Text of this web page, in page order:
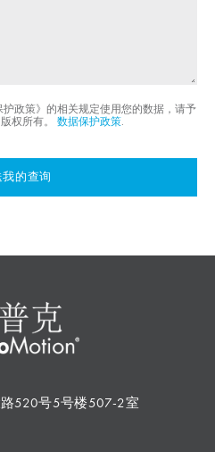
政策》的相关规定使用您的数据，请予
权所有。 数据保护政策.
的查询
520号5号楼507-2室